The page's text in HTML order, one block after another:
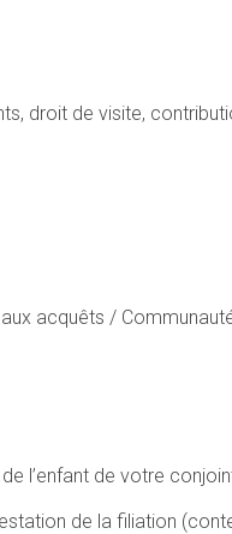
droit de visite,
acquêts /
l’enfant de votre
de la filiation